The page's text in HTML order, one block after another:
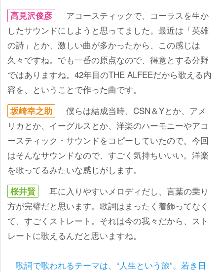
高見沢俊彦
アコースティックで、コーラスを生か
したサウンドにしようと思ってました。最近は「英雄
の詩」とか、激しい曲が多かったから、この感じは
久々ですね。でも一番の原点なので、得意とする分野
ではありますね。42年目のTHE ALFEEだから歌える内
容を、ということで作った曲です。
坂崎幸之助
僕らは結成当時、CSN＆Yとか、アメ
リカとか、イーグルスとか、洋楽のハーモニーやアコ
ースティック・サウンドをコピーしていたので。今回
はそんなサウンドなので、すごく気持ちいいい。洋楽
を歌ってるみたいな感じがします。
桜井賢
耳に入りやすいメロディだし、言葉の乗り
方が完璧だと思います。歌詞はまったく着飾ってなく
て、すごくストレート。それは今の我々だから、スト
レートに歌えるんだと思いますね。
歌詞で歌われるテーマは、“人生という旅”。若き日